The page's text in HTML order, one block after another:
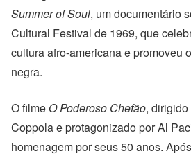
Summer of Soul, um documentário
Cultural Festival de 1969, que
cultura afro-americana e promoveu
negra.
O filme O Poderoso Chefão,
Coppola e protagonizado por Al
homenagem por seus 50 anos.